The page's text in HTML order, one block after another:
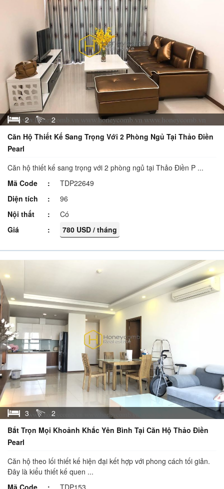
2
2
Căn Hộ Thiết Kế Sang Trọng Với 2 Phòng Ngủ Tại Thảo Điền
Pearl
Căn hộ thiết kế sang trọng với 2 phòng ngủ tại Thảo Điền P ...
Mã Code
TDP22649
Diện tích
96
Nội thất
Có
Giá
780 USD / tháng
3
2
Bắt Trọn Mọi Khoảnh Khắc Yên Bình Tại Căn Hộ Thảo Điền
Pearl
Căn hộ theo lối thiết kế hiện đại kết hợp với phong cách tối giản.
Đây là kiểu thiết kế quen ...
Mã Code
TDP153